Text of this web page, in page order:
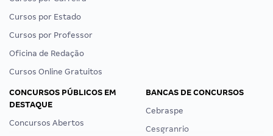
Cursos por Estado
Cursos por Professor
Oficina de Redação
Cursos Online Gratuitos
CONCURSOS PÚBLICOS EM
DESTAQUE
Concursos Abertos
BANCAS DE CONCURSOS
Cebraspe
Cesgranrio